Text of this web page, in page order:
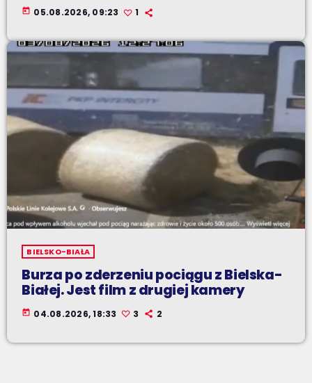
today 05.08.2026, 09:23 1
BIELSKO-BIAŁA
Burza po zderzeniu pociągu z Bielska-
Białej. Jest film z drugiej kamery
today 04.08.2026, 18:33 3 2